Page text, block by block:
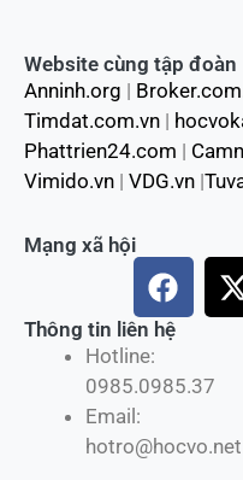
Website cùng tập đoàn
Anninh.org |
Timdat.com.vn |
Phattrien24.com |
Vimido.vn | VDG.vn |
Hotline:
0985.0985.37
Email:
hotro@hocvo.net
Mạng xã hội
F
a
c
b
o
-
t
Thông tin liên hệ